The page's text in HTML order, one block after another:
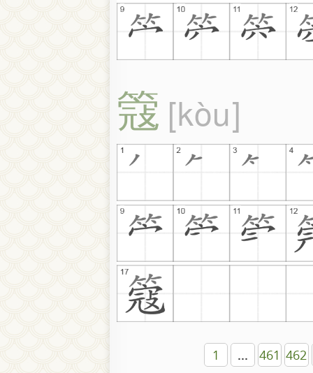
簆 kòu
1 ... 461 462